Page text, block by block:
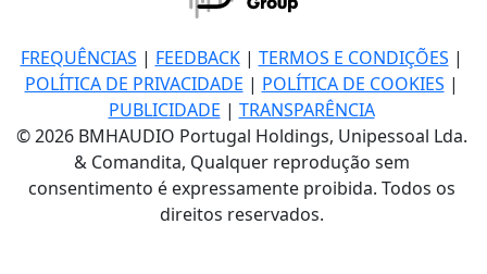
FREQUÊNCIAS | FEEDBACK| TERMOS E CONDIÇÕES |
POLÍTICA DE PRIVACIDADE | POLÍTICA DE COOKIES |
PUBLICIDADE | TRANSPARÊNCIA
© 2026 BMHAUDIO Portugal Holdings, Unipessoal Lda.
& Comandita, Qualquer reprodução sem
consentimento é expressamente proibida. Todos os
direitos reservados.